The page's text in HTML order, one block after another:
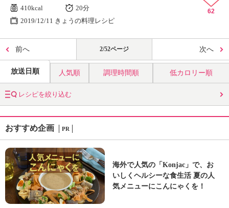
410kcal
20分
2019/12/11 きょうの料理レシピ
62
前へ 2/52ページ 次へ
放送日順 人気順 調理時間順 低カロリー順
レシピを絞り込む
おすすめ企画 PR
海外で人気の「Konjac」で、お
いしくヘルシーな食生活 夏の人
気メニューにこんにゃくを！